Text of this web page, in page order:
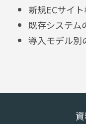
新規ECサイ
既存システム
導入モデル別